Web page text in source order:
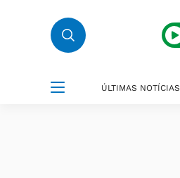
ÚLTIMAS NOTÍCIAS